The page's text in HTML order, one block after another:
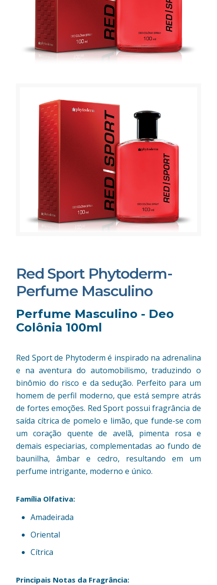
Red Sport Phytoderm-
Perfume Masculino
Perfume Masculino - Deo
Colônia 100ml
Red Sport de Phytoderm é inspirado na adrenalina
e na aventura do automobilismo, traduzindo o
binômio do risco e da sedução. Perfeito para um
homem de perfil moderno, que está sempre atrás
de fortes emoções. Red Sport possui fragrância de
saída cítrica de pomelo e limão, que funde-se com
um coração quente de avelã, pimenta rosa e
demais especiarias, complementadas ao fundo de
baunilha, âmbar e cedro, resultando em um
perfume intrigante, moderno e único.
Família Olfativa:
Amadeirada
Oriental
Cítrica
Principais Notas da Fragrância: